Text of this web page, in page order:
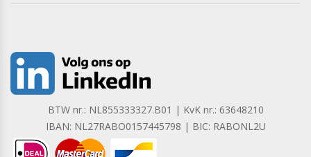
BTW nr.: NL855333327.B01 | KvK nr.: 63648210
IBAN: NL27RABO0157445798 | BIC: RABONL2U